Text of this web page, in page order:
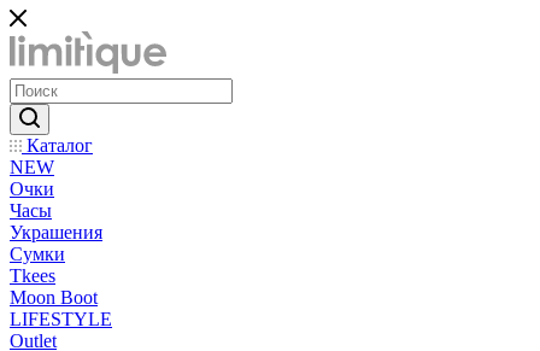
Каталог
NEW
Очки
Часы
Украшения
Сумки
Tkees
Moon Boot
LIFESTYLE
Outlet